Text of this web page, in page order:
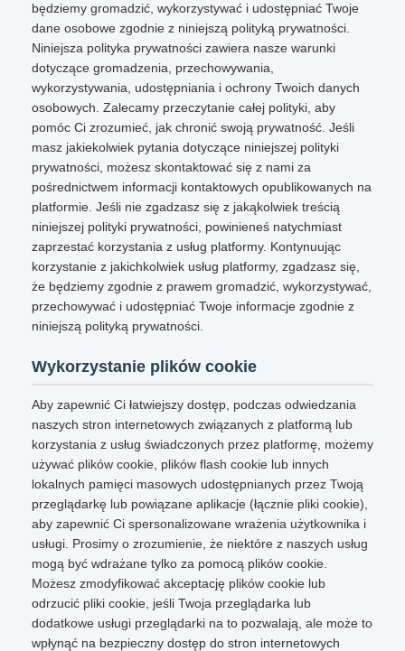
będziemy gromadzić, wykorzystywać i udostępniać Twoje
dane osobowe zgodnie z niniejszą polityką prywatności.
Niniejsza polityka prywatności zawiera nasze warunki
dotyczące gromadzenia, przechowywania,
wykorzystywania, udostępniania i ochrony Twoich danych
osobowych. Zalecamy przeczytanie całej polityki, aby
pomóc Ci zrozumieć, jak chronić swoją prywatność. Jeśli
masz jakiekolwiek pytania dotyczące niniejszej polityki
prywatności, możesz skontaktować się z nami za
pośrednictwem informacji kontaktowych opublikowanych na
platformie. Jeśli nie zgadzasz się z jakąkolwiek treścią
niniejszej polityki prywatności, powinieneś natychmiast
zaprzestać korzystania z usług platformy. Kontynuując
korzystanie z jakichkolwiek usług platformy, zgadzasz się,
że będziemy zgodnie z prawem gromadzić, wykorzystywać,
przechowywać i udostępniać Twoje informacje zgodnie z
niniejszą polityką prywatności.
Wykorzystanie plików cookie
Aby zapewnić Ci łatwiejszy dostęp, podczas odwiedzania
naszych stron internetowych związanych z platformą lub
korzystania z usług świadczonych przez platformę, możemy
używać plików cookie, plików flash cookie lub innych
lokalnych pamięci masowych udostępnianych przez Twoją
przeglądarkę lub powiązane aplikacje (łącznie pliki cookie),
aby zapewnić Ci spersonalizowane wrażenia użytkownika i
usługi. Prosimy o zrozumienie, że niektóre z naszych usług
mogą być wdrażane tylko za pomocą plików cookie.
Możesz zmodyfikować akceptację plików cookie lub
odrzucić pliki cookie, jeśli Twoja przeglądarka lub
dodatkowe usługi przeglądarki na to pozwalają, ale może to
wpłynąć na bezpieczny dostęp do stron internetowych